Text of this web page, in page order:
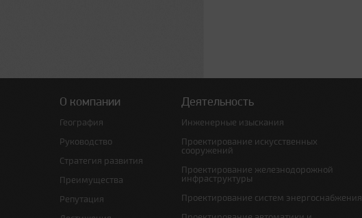
О компании
География
Руководство
Стратегия развития
Преимущества
Репутация
Деятельность
Инженерные изыскания
Проектирование искусственных
сооружений
Проектирование железнодорожной
инфраструктуры
Проектирование систем энергоснабжения